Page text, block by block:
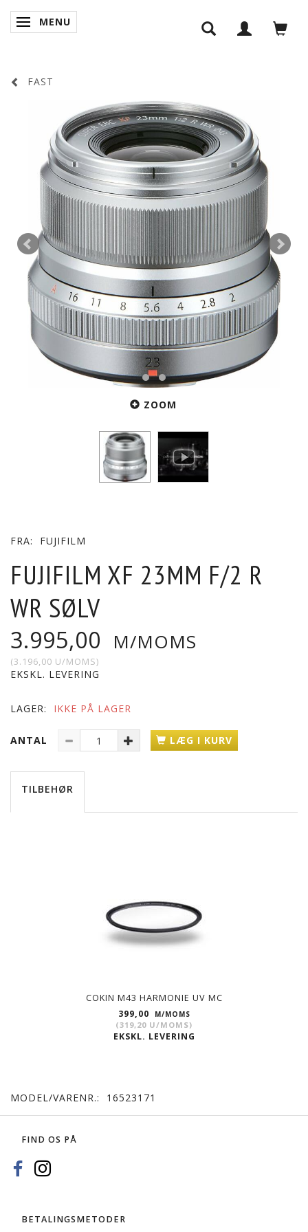
SKIFTE NAVIGATION
MENU
FAST
ZOOM
FRA: FUJIFILM
FUJIFILM XF 23MM F/2 R
WR SØLV
3.995,00 M/MOMS
(3.196,00 U/MOMS)
EKSKL. LEVERING
LAGER: IKKE PÅ LAGER
ANTAL LÆG I KURV
TILBEHØR
COKIN M43 HARMONIE UV MC
399,00
M/MOMS
(319,20 U/MOMS)
EKSKL. LEVERING
MODEL/VARENR.: 16523171
FIND OS PÅ
BETALINGSMETODER